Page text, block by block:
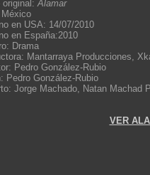
Alamar
en USA: 14/07/2010
en España:2010
Drama
Mantarraya Producciones,
Pedro González-Rubio
Pedro González-Rubio
Jorge Machado, Natan Machad
VER